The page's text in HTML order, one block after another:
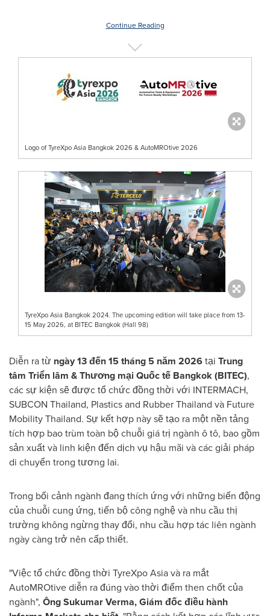
Continue Reading
Logo of TyreXpo Asia Bangkok 2026 & AutoMROtive 2026
TyreXpo Asia Bangkok 2024. The upcoming edition will take place from 13-
15 May 2026, at BITEC Bangkok (Hall 98)
Diễn ra từ ngày 13 đến 15 tháng 5 năm 2026tại Trung
tâm Triển lãm & Thương mại Quốc tế Bangkok (BITEC),
các sự kiện sẽ được tổ chức đồng thời với INTERMACH,
SUBCON Thailand, Plastics and Rubber Thailand và Future
Mobility Thailand. Sự kết hợp này sẽ tạo ra một nền tảng
tích hợp bao trùm toàn bộ chuỗi giá trị ngành ô tô, bao gồm
sản xuất và linh kiện đến dịch vụ hậu mãi và các giải pháp
di chuyển trong tương lai.
Trong bối cảnh ngành đang thích ứng với những biến động
của chuỗi cung ứng, tiến bộ công nghệ và nhu cầu thị
trường không ngừng thay đổi, nhu cầu hợp tác liên ngành
ngày càng trở nên cấp thiết.
"Việc tổ chức đồng thời TyreXpo Asia và ra mắt
AutoMROtive diễn ra đúng vào thời điểm then chốt của
ngành", Ông Sukumar Verma, Giám đốc điều hành